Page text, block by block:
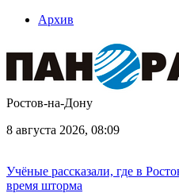
Архив
Ростов-на-Дону
8 августа 2026, 08:09
Учёные рассказали, где в
время шторма